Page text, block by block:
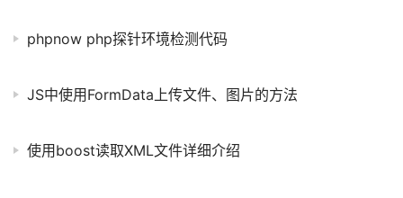
phpnow php探针环境检测代码
JS中使用FormData上传文件、图片的方法
使用boost读取XML文件详细介绍